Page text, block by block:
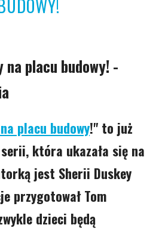
na placu budowy! -
placu budowy!" to już
która ukazała się na
jest Sherii Duskey
przygotował Tom
dzieci będą